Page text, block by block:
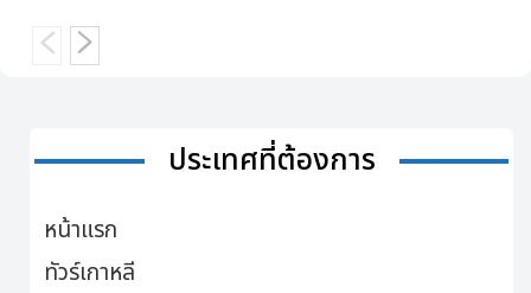
ประเทศที่ต้องการ
หน้าแรก
ทัวร์เกาหลี